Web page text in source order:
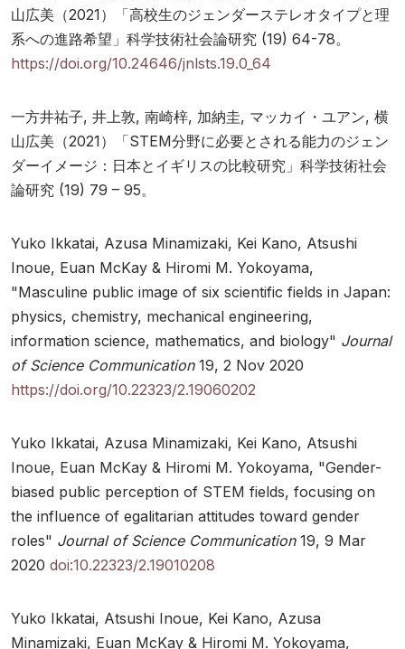
山広美（2021）「高校生のジェンダーステレオタイプと理
系への進路希望」科学技術社会論研究 (19) 64-78。
https://doi.org/10.24646/jnlsts.19.0_64
一方井祐子, 井上敦, 南崎梓, 加納圭, マッカイ・ユアン, 横
山広美（2021）「STEM分野に必要とされる能力のジェン
ダーイメージ：日本とイギリスの比較研究」科学技術社会
論研究 (19) 79 – 95。
Yuko Ikkatai, Azusa Minamizaki, Kei Kano, Atsushi
Inoue, Euan McKay & Hiromi M. Yokoyama,
"Masculine public image of six scientific fields in Japan:
physics, chemistry, mechanical engineering,
information science, mathematics, and biology" Journal
of Science Communication19, 2 Nov 2020
https://doi.org/10.22323/2.19060202
Yuko Ikkatai, Azusa Minamizaki, Kei Kano, Atsushi
Inoue, Euan McKay & Hiromi M. Yokoyama, "Gender-
biased public perception of STEM fields, focusing on
the influence of egalitarian attitudes toward gender
roles" Journal of Science Communication19, 9 Mar
2020 doi:10.22323/2.19010208
Yuko Ikkatai, Atsushi Inoue, Kei Kano, Azusa
Minamizaki, Euan McKay & Hiromi M. Yokoyama,